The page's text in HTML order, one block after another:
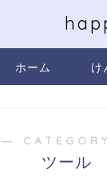
ホーム け
―
ツール